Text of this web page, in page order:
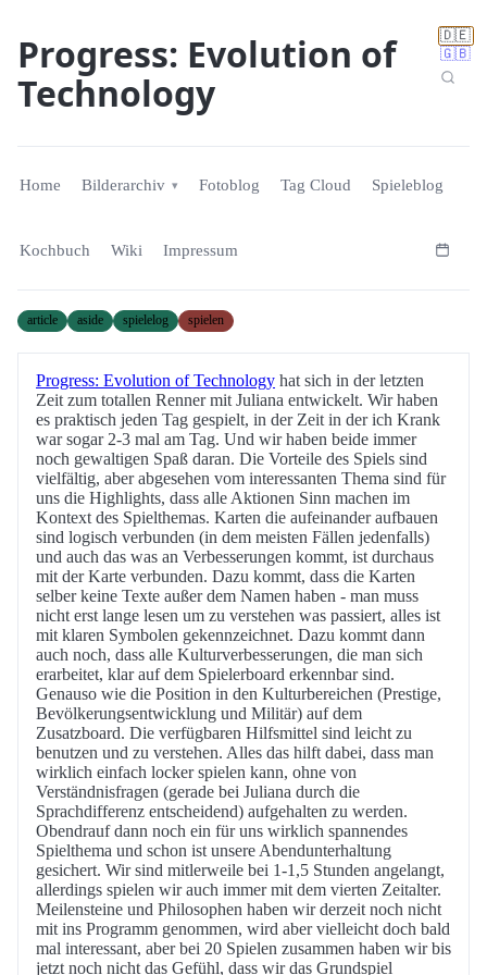
🇩🇪
🇬🇧
Progress: Evolution of
Technology
Home Bilderarchiv Fotoblog Tag Cloud Spieleblog
Kochbuch Wiki Impressum
article aside spielelog spielen
Progress: Evolution of Technology hat sich in der letzten
Zeit zum totallen Renner mit Juliana entwickelt. Wir haben
es praktisch jeden Tag gespielt, in der Zeit in der ich Krank
war sogar 2-3 mal am Tag. Und wir haben beide immer
noch gewaltigen Spaß daran. Die Vorteile des Spiels sind
vielfältig, aber abgesehen vom interessanten Thema sind für
uns die Highlights, dass alle Aktionen Sinn machen im
Kontext des Spielthemas. Karten die aufeinander aufbauen
sind logisch verbunden (in dem meisten Fällen jedenfalls)
und auch das was an Verbesserungen kommt, ist durchaus
mit der Karte verbunden. Dazu kommt, dass die Karten
selber keine Texte außer dem Namen haben - man muss
nicht erst lange lesen um zu verstehen was passiert, alles ist
mit klaren Symbolen gekennzeichnet. Dazu kommt dann
auch noch, dass alle Kulturverbesserungen, die man sich
erarbeitet, klar auf dem Spielerboard erkennbar sind.
Genauso wie die Position in den Kulturbereichen (Prestige,
Bevölkerungsentwicklung und Militär) auf dem
Zusatzboard. Die verfügbaren Hilfsmittel sind leicht zu
benutzen und zu verstehen. Alles das hilft dabei, dass man
wirklich einfach locker spielen kann, ohne von
Verständnisfragen (gerade bei Juliana durch die
Sprachdifferenz entscheidend) aufgehalten zu werden.
Obendrauf dann noch ein für uns wirklich spannendes
Spielthema und schon ist unsere Abendunterhaltung
gesichert. Wir sind mitlerweile bei 1-1,5 Stunden angelangt,
allerdings spielen wir auch immer mit dem vierten Zeitalter.
Meilensteine und Philosophen haben wir derzeit noch nicht
mit ins Programm genommen, wird aber vielleicht doch bald
mal interessant, aber bei 20 Spielen zusammen haben wir bis
jetzt noch nicht das Gefühl, dass wir das Grundspiel